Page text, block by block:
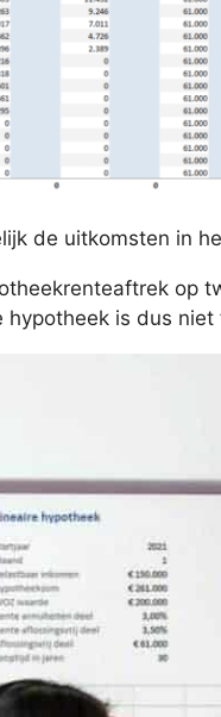
de uitkomsten in
op
is dus